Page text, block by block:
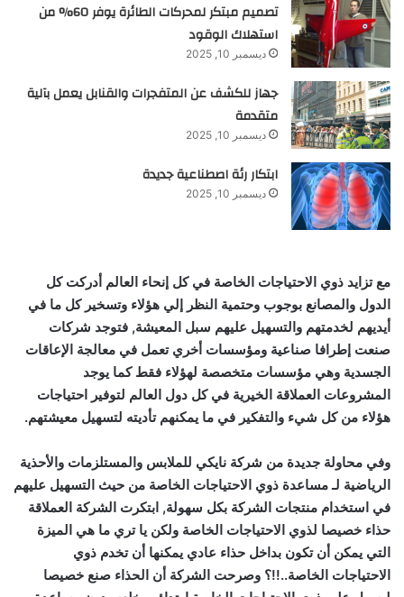
تصميم مبتكر لمحركات الطائرة يوفر 60% من
استهلاك الوقود
ديسمبر 10, 2025
جهاز للكشف عن المتفجرات والقنابل يعمل بآلية
متقدمة
ديسمبر 10, 2025
ابتكار رئة اصطناعية جديدة
ديسمبر 10, 2025
مع تزايد ذوي الاحتياجات الخاصة في كل إنحاء العالم أدركت كل
الدول والمصانع بوجوب وحتمية النظر إلي هؤلاء وتسخير كل ما في
أيديهم لخدمتهم والتسهيل عليهم سبل المعيشة, فتوجد شركات
صنعت إطرافا صناعية ومؤسسات أخري تعمل في معالجة الإعاقات
الجسدية وهي مؤسسات متخصصة لهؤلاء فقط كما يوجد
المشروعات العملاقة الخيرية في كل دول العالم لتوفير احتياجات
هؤلاء من كل شيء والتفكير في ما يمكنهم تأديته لتسهيل معيشتهم.
وفي محاولة جديدة من شركة نايكي للملابس والمستلزمات والأحذية
الرياضية لـ مساعدة ذوي الاحتياجات الخاصة من حيث التسهيل عليهم
في استخدام منتجات الشركة بكل سهولة, ابتكرت الشركة العملاقة
حذاء خصيصا لذوي الاحتياجات الخاصة ولكن يا تري ما هي الميزة
التي يمكن أن تكون بداخل حذاء عادي يمكنها أن تخدم ذوي
الاحتياجات الخاصة..!!؟ وصرحت الشركة أن الحذاء صنع خصيصا